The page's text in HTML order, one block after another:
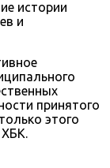
истории
и
принятого
этого